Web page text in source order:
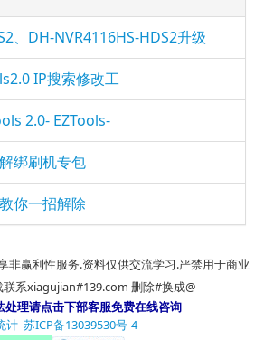
、DH-NVR4116HS-HDS2升级
IP搜索修改工
2.0- EZTools-
绑刷机专包
你一招解除
赢利性服务.资料仅供交流学习.严禁用于商业
系xiagujian#139.com 删除#换成@
处理请点击下部客服免费在线咨询
计 苏ICP备13039530号-4